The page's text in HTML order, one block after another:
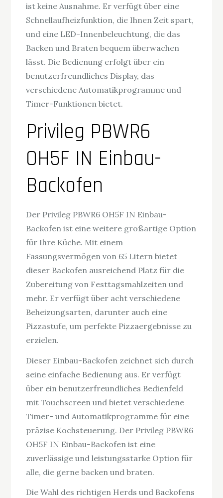
ist keine Ausnahme. Er verfügt über eine
Schnellaufheizfunktion, die Ihnen Zeit spart,
und eine LED-Innenbeleuchtung, die das
Backen und Braten bequem überwachen
lässt. Die Bedienung erfolgt über ein
benutzerfreundliches Display, das
verschiedene Automatikprogramme und
Timer-Funktionen bietet.
Privileg PBWR6
OH5F IN Einbau-
Backofen
Der Privileg PBWR6 OH5F IN Einbau-
Backofen ist eine weitere großartige Option
für Ihre Küche. Mit einem
Fassungsvermögen von 65 Litern bietet
dieser Backofen ausreichend Platz für die
Zubereitung von Festtagsmahlzeiten und
mehr. Er verfügt über acht verschiedene
Beheizungsarten, darunter auch eine
Pizzastufe, um perfekte Pizzaergebnisse zu
erzielen.
Dieser Einbau-Backofen zeichnet sich durch
seine einfache Bedienung aus. Er verfügt
über ein benutzerfreundliches Bedienfeld
mit Touchscreen und bietet verschiedene
Timer- und Automatikprogramme für eine
präzise Kochsteuerung. Der Privileg PBWR6
OH5F IN Einbau-Backofen ist eine
zuverlässige und leistungsstarke Option für
alle, die gerne backen und braten.
Die Wahl des richtigen Herds und Backofens